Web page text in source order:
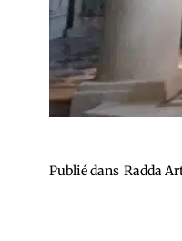
Publié dans Radda